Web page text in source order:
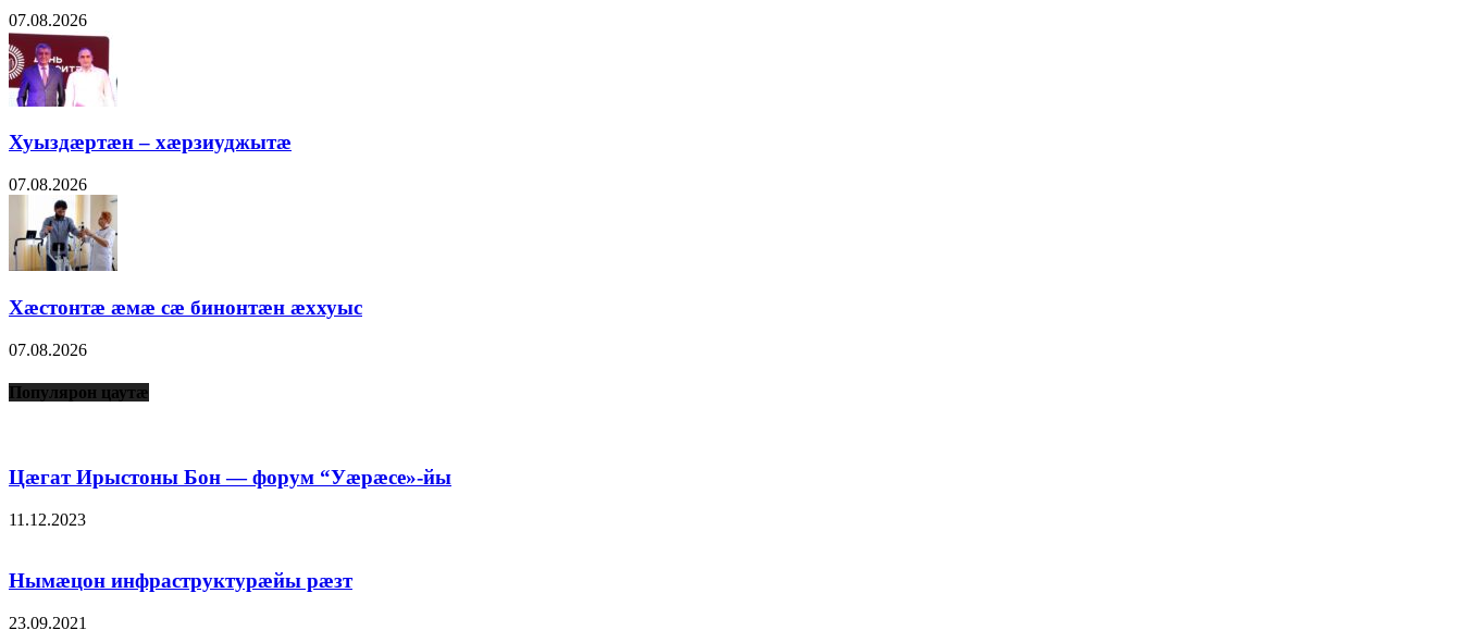
07.08.2026
Хуыздæртæн – хæрзиуджытæ
07.08.2026
Хæстонтæ æмæ сæ бинонтæн æххуыс
07.08.2026
Популярон цаутæ
Цæгат Ирыстоны Бон — форум “Уæрæсе»-йы
11.12.2023
Нымæцон инфраструктурæйы рæзт
23.09.2021